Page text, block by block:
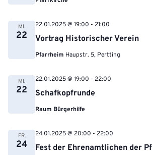
MI.
22 Vortrag Historischer Verein
22.01.2025 @ 19:00 - 21:00
Pfarrheim Haupstr. 5, Pertting
MI.
22 Schafkopfrunde
22.01.2025 @ 19:00 - 22:00
Raum Bürgerhilfe
FR.
24 Fest der Ehrenamtlichen der
24.01.2025 @ 20:00 - 22:00